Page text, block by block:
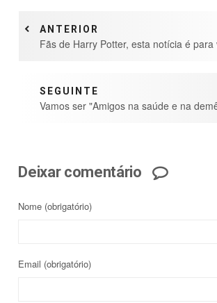
ANTERIOR
Fãs de Harry Potter, esta notícia é para
SEGUINTE
Vamos ser "Amigos na saúde e na
Deixar comentário
Nome (obrigatório)
Email (obrigatório)